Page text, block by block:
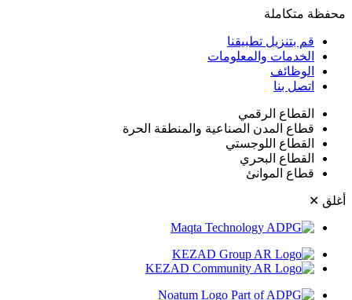
بتنزيل تطبيقنا
والمعلومات
بنا
الرقمي
المدن الصناعية والمنطقة الحرة
اللوجستي
البحري
الموانئ